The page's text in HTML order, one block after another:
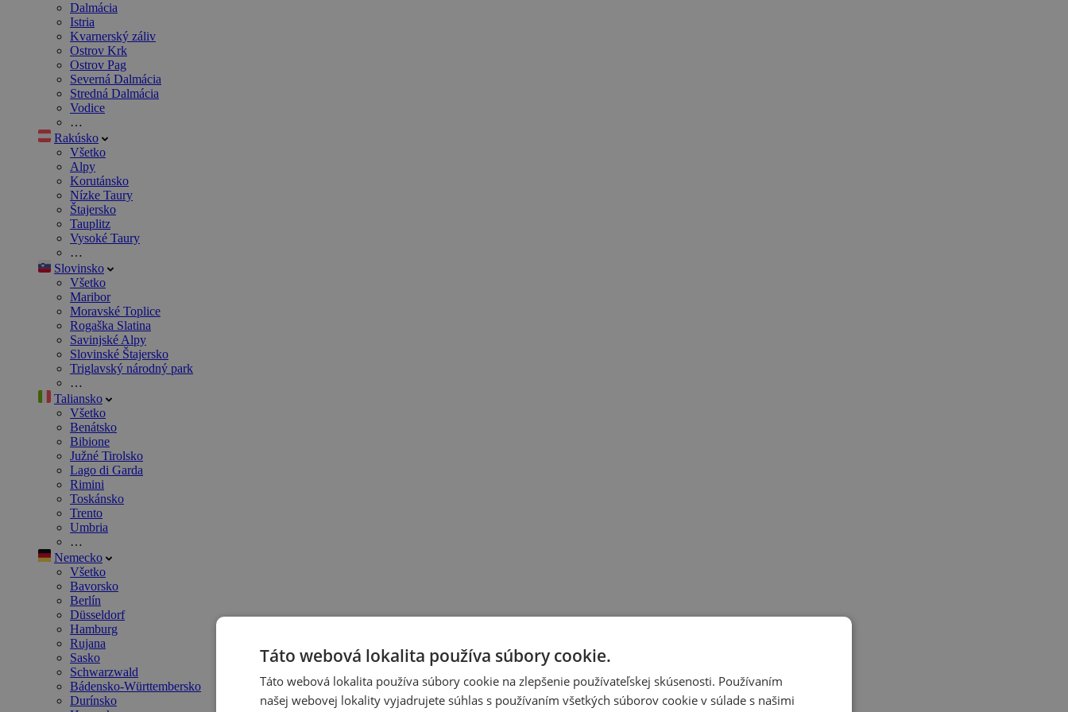
Dalmácia
Istria
Kvarnerský záliv
Ostrov Krk
Ostrov Pag
Severná Dalmácia
Stredná Dalmácia
Vodice
…
Rakúsko
Všetko
Alpy
Korutánsko
Nízke Taury
Štajersko
Tauplitz
Vysoké Taury
…
Slovinsko
Všetko
Maribor
Moravské Toplice
Rogaška Slatina
Savinjské Alpy
Slovinské Štajersko
Triglavský národný park
…
Taliansko
Všetko
Benátsko
Bibione
Južné Tirolsko
Lago di Garda
Rimini
Toskánsko
Trento
Umbria
…
Nemecko
Všetko
Bavorsko
Berlín
Düsseldorf
Hamburg
Rujana
Sasko
Schwarzwald
Bádensko-Württembersko
Durínsko
Táto webová lokalita používa súbory cookie.
Táto webová lokalita používa súbory cookie na zlepšenie používateľskej skúsenosti. Používaním
našej webovej lokality vyjadrujete súhlas s používaním všetkých súborov cookie v súlade s našimi